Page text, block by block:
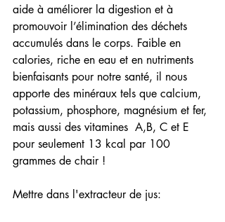
aide à améliorer la digestion et à
promouvoir l’élimination des déchets
accumulés dans le corps. Faible en
calories, riche en eau et en nutriments
bienfaisants pour notre santé, il nous
apporte des minéraux tels que calcium,
potassium, phosphore, magnésium et fer,
mais aussi des vitamines  A,B, C et E
pour seulement 13 kcal par 100
grammes de chair !
Mettre dans l'extracteur de jus: